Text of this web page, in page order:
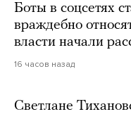
Боты в соцсетях
враждебно
власти начали
16 часов назад
Светлане